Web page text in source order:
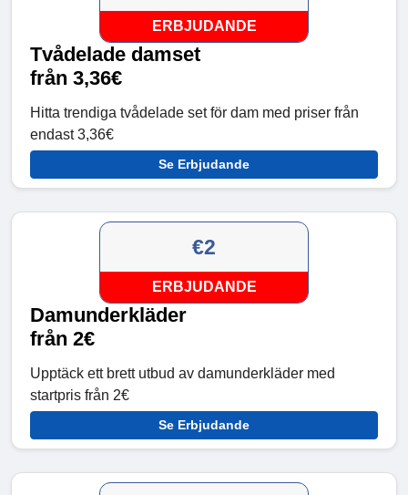
ERBJUDANDE
Tvådelade damset
från 3,36€
Hitta trendiga tvådelade set för dam med priser från
endast 3,36€
Se Erbjudande
€2
ERBJUDANDE
Damunderkläder
från 2€
Upptäck ett brett utbud av damunderkläder med
startpris från 2€
Se Erbjudande